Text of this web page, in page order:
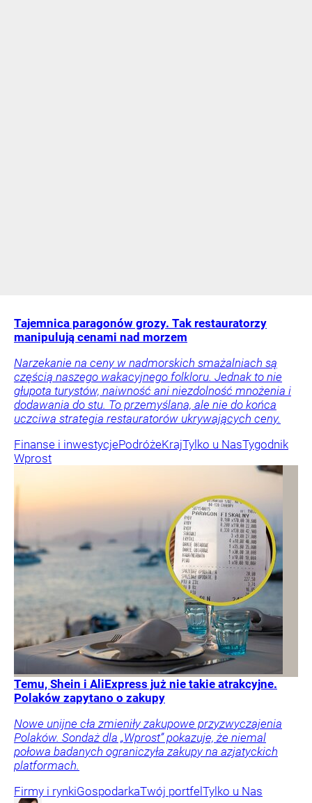
Tajemnica paragonów grozy. Tak restauratorzy
manipulują cenami nad morzem
Narzekanie na ceny w nadmorskich smażalniach są
częścią naszego wakacyjnego folkloru. Jednak to nie
głupota turystów, naiwność ani niezdolność mnożenia i
dodawania do stu. To przemyślana, ale nie do końca
uczciwa strategia restauratorów ukrywających ceny.
Finanse i inwestycjePodróżeKrajTylko u NasTygodnik
Wprost
Temu, Shein i AliExpress już nie takie atrakcyjne.
Polaków zapytano o zakupy
Nowe unijne cła zmieniły zakupowe przyzwyczajenia
Polaków. Sondaż dla „Wprost” pokazuje, że niemal
połowa badanych ograniczyła zakupy na azjatyckich
platformach.
Firmy i rynkiGospodarkaTwój portfelTylko u Nas